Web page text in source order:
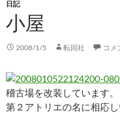
日記
小屋
2008/1/5 転回社 コメ
稽古場を改装しています。
第２アトリエの名に相応し